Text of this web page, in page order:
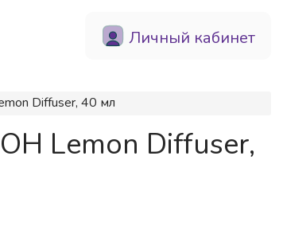
Личный кабинет
Diffuser, 40 мл
Lemon Diffuser,